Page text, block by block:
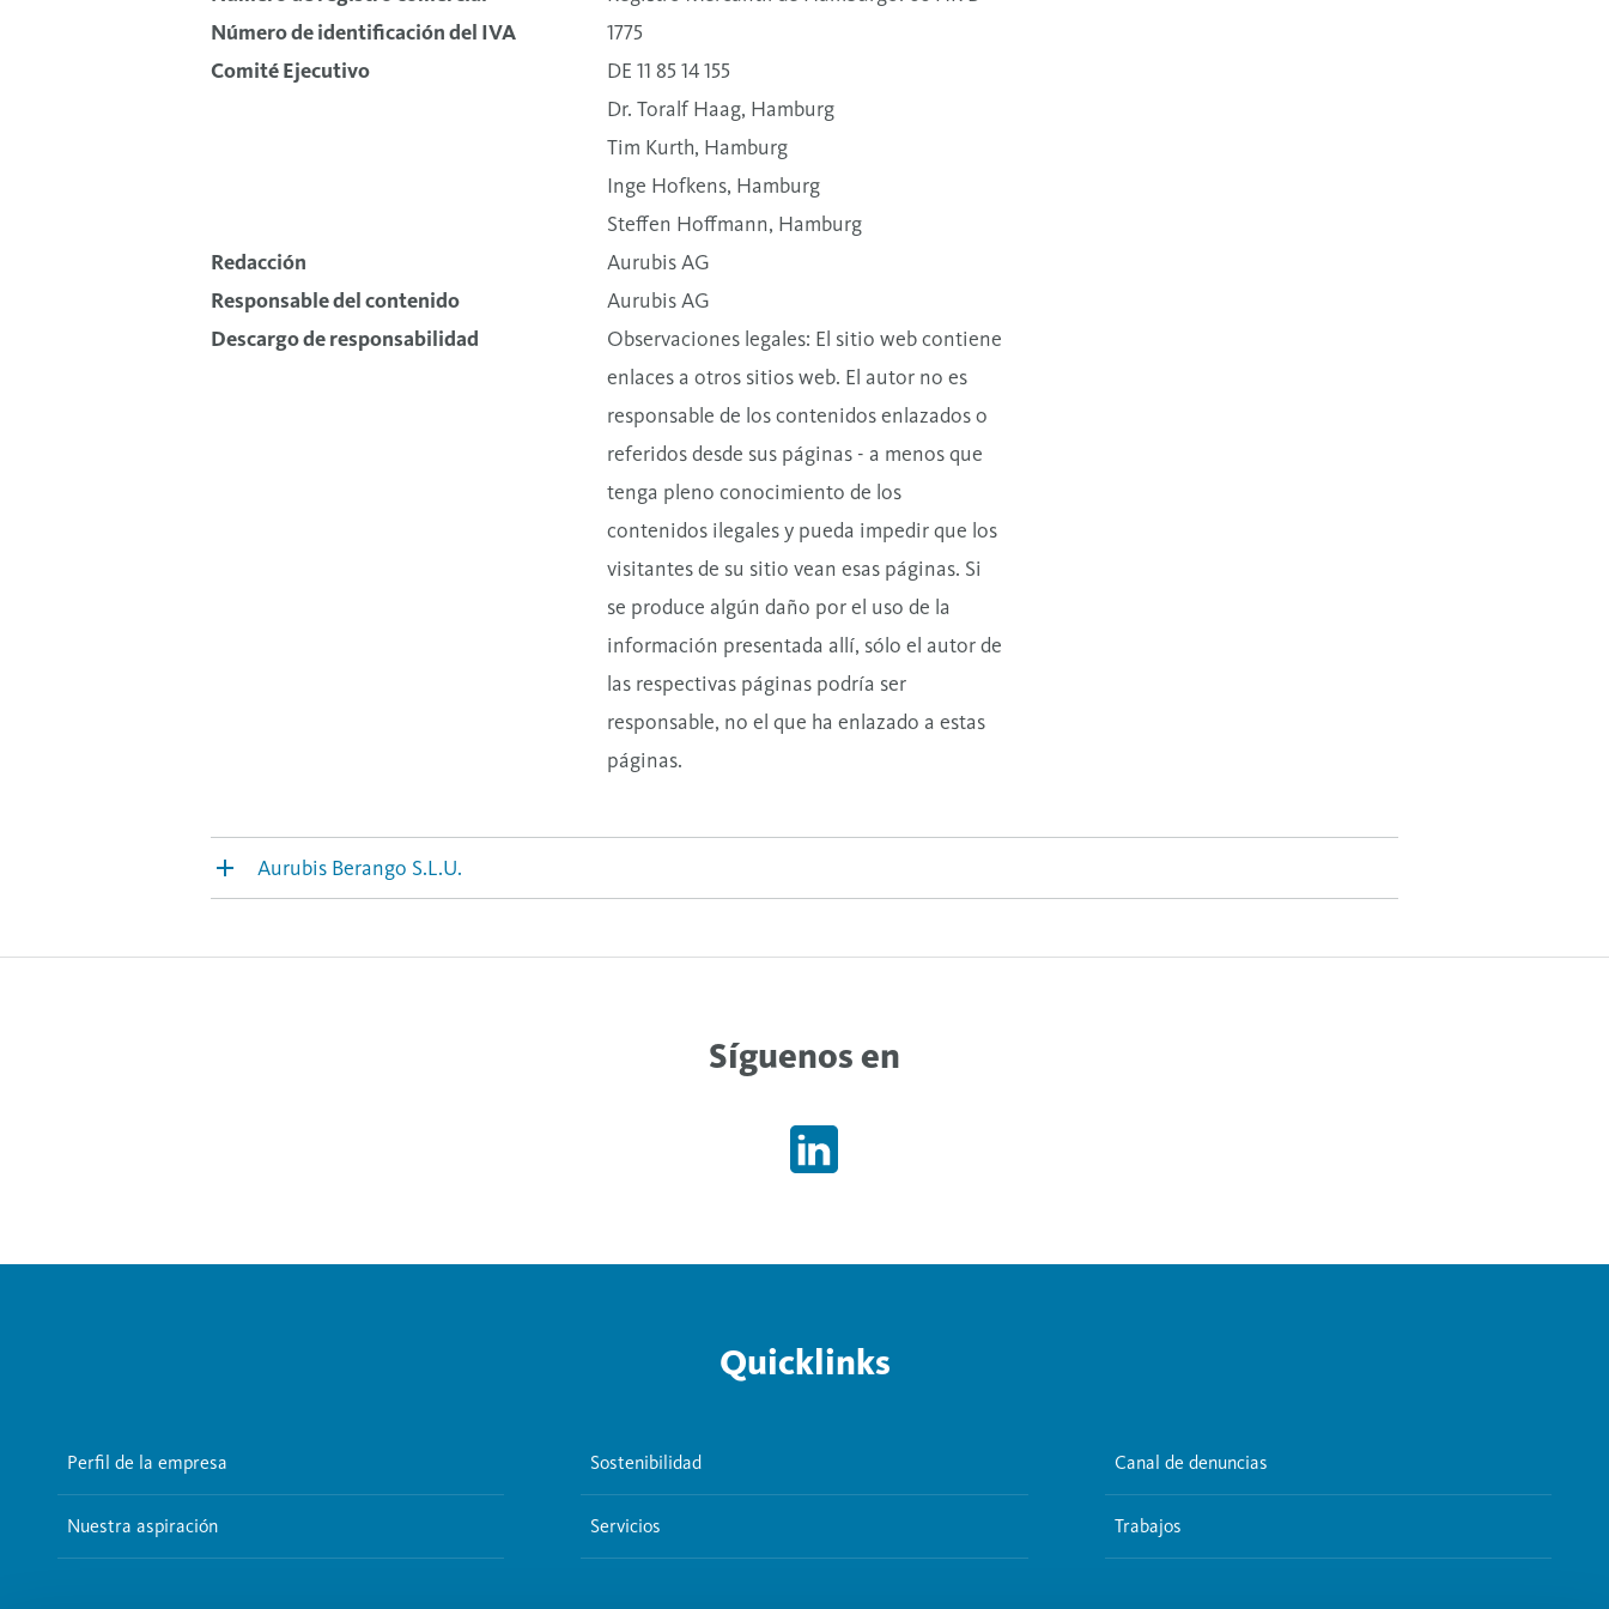
Número de identificación del IVA
Comité Ejecutivo
1775
DE 11 85 14 155
Dr. Toralf Haag, Hamburg
Tim Kurth, Hamburg
Inge Hofkens, Hamburg
Steffen Hoffmann, Hamburg
Redacción
Responsable del contenido
Descargo de responsabilidad
Aurubis AG
Aurubis AG
Observaciones legales: El sitio web contiene
enlaces a otros sitios web. El autor no es
responsable de los contenidos enlazados o
referidos desde sus páginas - a menos que
tenga pleno conocimiento de los
contenidos ilegales y pueda impedir que los
visitantes de su sitio vean esas páginas. Si
se produce algún daño por el uso de la
información presentada allí, sólo el autor de
las respectivas páginas podría ser
responsable, no el que ha enlazado a estas
páginas.
Aurubis Berango S.L.U.
Síguenos en
Quicklinks
Perfil de la empresa
Nuestra aspiración
Sostenibilidad
Servicios
Canal de denuncias
Trabajos